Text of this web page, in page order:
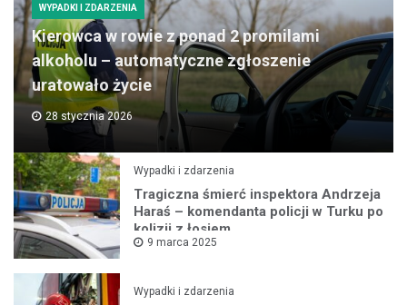
WYPADKI I ZDARZENIA
Kierowca w rowie z ponad 2 promilami
alkoholu – automatyczne zgłoszenie
uratowało życie
28 stycznia 2026
Wypadki i zdarzenia
Tragiczna śmierć inspektora Andrzeja
Haraś – komendanta policji w Turku po
kolizji z łosiem
9 marca 2025
Wypadki i zdarzenia